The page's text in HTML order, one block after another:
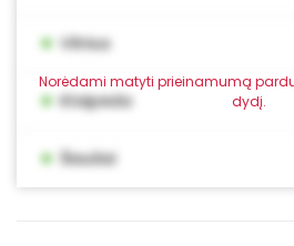
Norėdami matyti prieinamumą
dydį.
• Vilnius
• Klaipėda
• Šiauliai